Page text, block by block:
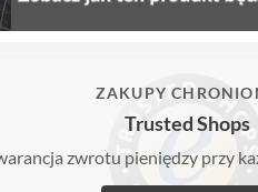
ZAKUPY
Trusted Shops
zwrotu pieniędzy przy